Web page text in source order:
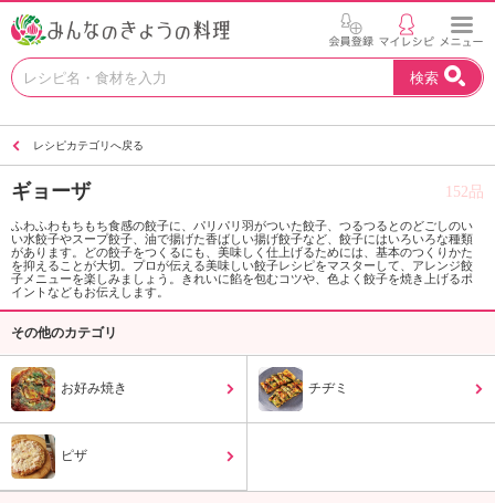
お
い
を
見
つ
け
よ
。
K
エ
検索
レシピカテゴリへ戻る
ギョーザ 152品
ふわふわもちもち食感の餃子に、パリパリ羽がついた餃子、つるつるとのどごしのい
い水餃子やスープ餃子、油で揚げた香ばしい揚げ餃子など、餃子にはいろいろな種類
があります。どの餃子をつくるにも、美味しく仕上げるためには、基本のつくりかた
を抑えることが大切。プロが伝える美味しい餃子レシピをマスターして、アレンジ餃
子メニューを楽しみましょう。きれいに餡を包むコツや、色よく餃子を焼き上げるポ
イントなどもお伝えします。
その他のカテゴリ
お好み焼き チヂミ
ピザ